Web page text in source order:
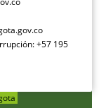
+57 195